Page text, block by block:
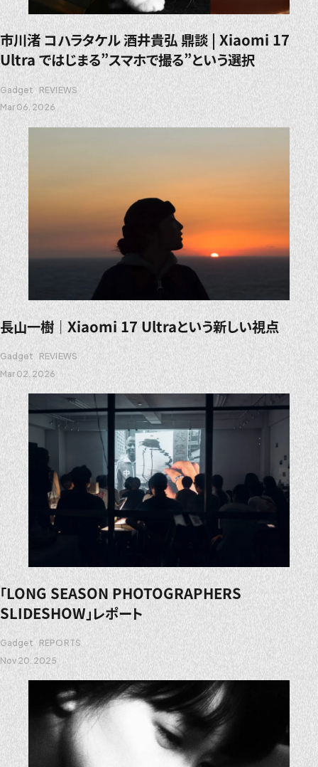
市川渚 コハラタケル 酒井貴弘 鼎談 | Xiaomi 17
Ultra ではじまる”スマホで撮る”という選択
Gadget
REVIEWS
Mar 06. 2026
長山一樹｜Xiaomi 17 Ultraという新しい視点
Gadget
REVIEWS
Mar 02. 2026
「LONG SEASON PHOTOGRAPHERS
SLIDESHOW」レポート
Gadget
REPORTS
Nov 20. 2025